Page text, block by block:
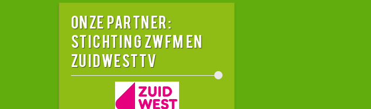
Onze partner:
stichting ZWFM en
ZuidwestTV